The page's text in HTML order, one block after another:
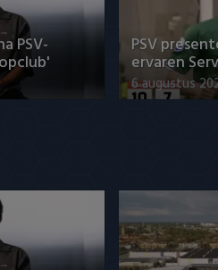
PSV- PSV
ervaren
6 augustus